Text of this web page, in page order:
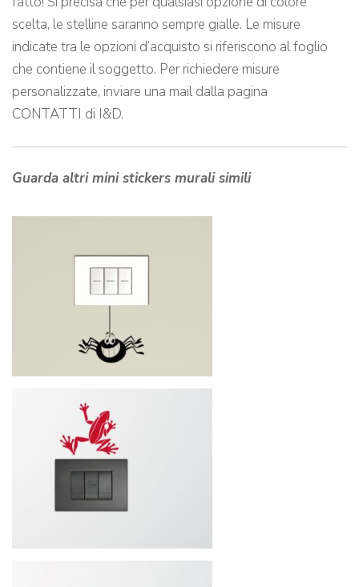
scelta, le stelline saranno sempre gialle. Le misure
indicate tra le opzioni d’acquisto si riferiscono al foglio
che contiene il soggetto. Per richiedere misure
personalizzate, inviare una mail dalla pagina
CONTATTI di I&D.
Guarda altri mini stickers murali simili